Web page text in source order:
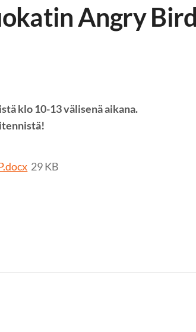
Angry
klo 10-13 välisenä aikana.
29 KB